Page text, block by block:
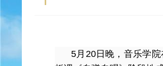
5月20日晚，音乐学